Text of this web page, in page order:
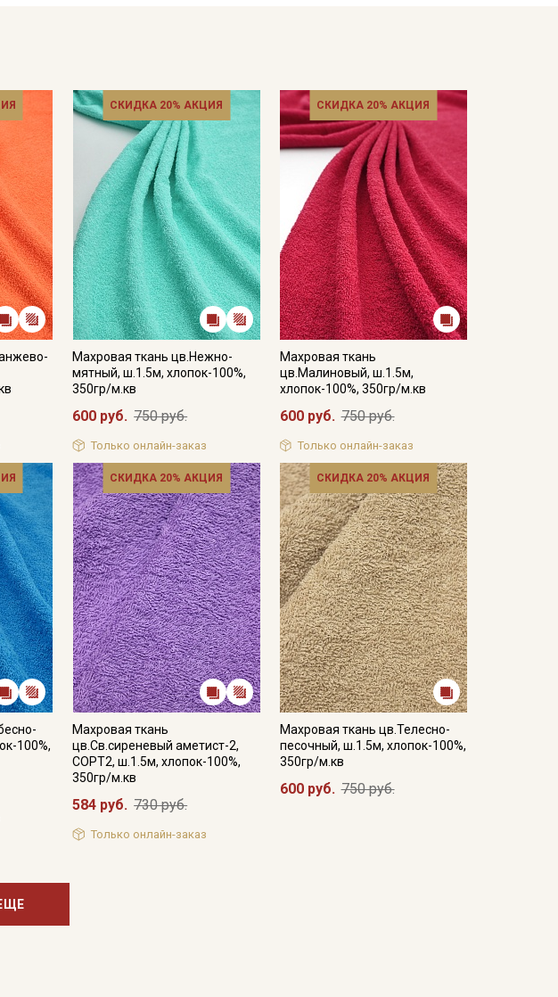
СКИДКА 20% АКЦИЯ
Махровая ткань цв.Нежно-
мятный, ш.1.5м, хлопок-100%,
350гр/м.кв
600 руб. 750 руб.
Только онлайн-заказ
СКИДКА 20% АКЦИЯ
Махровая ткань
цв.Малиновый, ш.1.5м,
хлопок-100%, 350гр/м.кв
600 руб. 750 руб.
Только онлайн-заказ
100%,
СКИДКА 20% АКЦИЯ
Махровая ткань
цв.Св.сиреневый аметист-2,
СОРТ2, ш.1.5м, хлопок-100%,
350гр/м.кв
584 руб. 730 руб.
Только онлайн-заказ
СКИДКА 20% АКЦИЯ
Махровая ткань цв.Телесно-
песочный, ш.1.5м, хлопок-100%,
350гр/м.кв
600 руб. 750 руб.
от
на узкие
персональных
персональных